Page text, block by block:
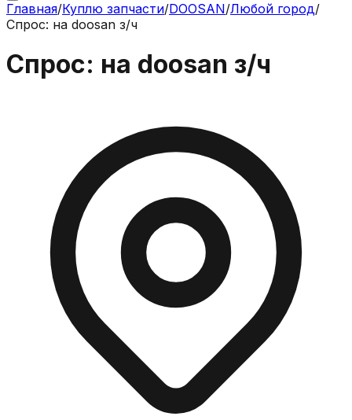
Главная/Куплю запчасти/DOOSAN/Любой город/
Спрос: на doosan з/ч
Спрос: на doosan з/ч